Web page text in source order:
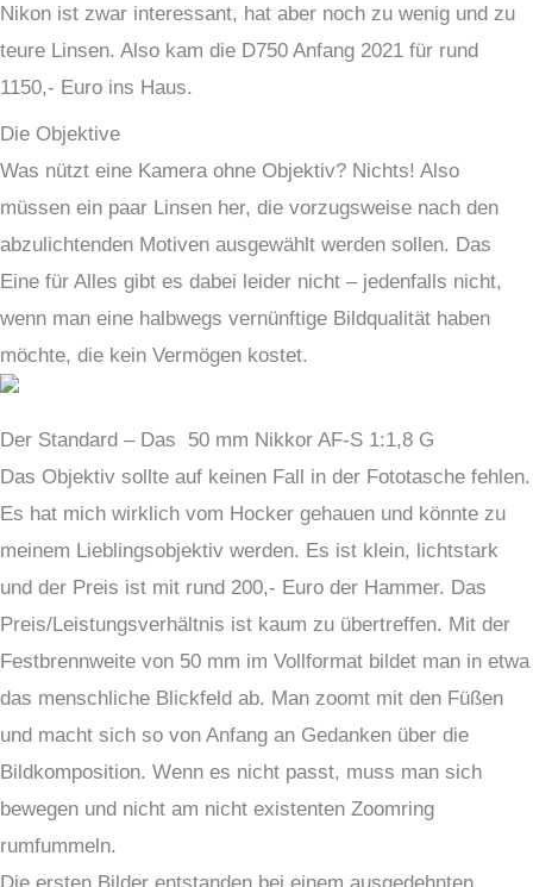
Nikon ist zwar interessant, hat aber noch zu wenig und zu
teure Linsen. Also kam die D750 Anfang 2021 für rund
1150,- Euro ins Haus.
Die Objektive
Was nützt eine Kamera ohne Objektiv? Nichts! Also
müssen ein paar Linsen her, die vorzugsweise nach den
abzulichtenden Motiven ausgewählt werden sollen. Das
Eine für Alles gibt es dabei leider nicht – jedenfalls nicht,
wenn man eine halbwegs vernünftige Bildqualität haben
möchte, die kein Vermögen kostet.
Der Standard – Das 50 mm Nikkor AF-S 1:1,8 G
Das Objektiv sollte auf keinen Fall in der Fototasche fehlen.
Es hat mich wirklich vom Hocker gehauen und könnte zu
meinem Lieblingsobjektiv werden. Es ist klein, lichtstark
und der Preis ist mit rund 200,- Euro der Hammer. Das
Preis/Leistungsverhältnis ist kaum zu übertreffen. Mit der
Festbrennweite von 50 mm im Vollformat bildet man in etwa
das menschliche Blickfeld ab. Man zoomt mit den Füßen
und macht sich so von Anfang an Gedanken über die
Bildkomposition. Wenn es nicht passt, muss man sich
bewegen und nicht am nicht existenten Zoomring
rumfummeln.